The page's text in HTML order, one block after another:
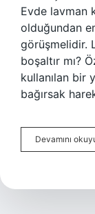
Evde lavman
olduğundan
görüşmelidir.
boşaltır mı?
kullanılan bir
bağırsak
Devamını